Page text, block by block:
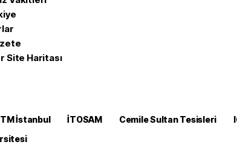
Site Haritası
İstanbul İTOSAM Cemile Sultan Tesisleri